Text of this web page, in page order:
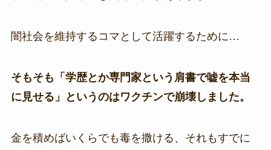
闇社会を維持するコマとして活躍するために…
そもそも「学歴とか専門家という肩書で嘘を本当
に見せる」というのはワクチンで崩壊しました。
金を積めばいくらでも毒を撒ける、それもすでに